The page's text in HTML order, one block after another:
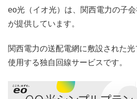
eo光（イオ光）は、関西電力の子
が提供しています。
関西電力の送配電網に敷設された
使用する独自回線サービスです。